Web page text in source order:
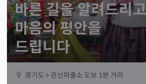
바른 길을 알려드리고
마음의 평안을
드립니다
경기도 > 관산파출소 도보 1분 거리